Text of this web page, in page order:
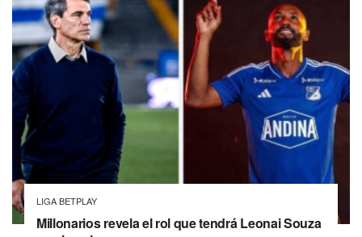
LIGA BETPLAY
Millonarios revela el rol que tendrá Leonai Souza